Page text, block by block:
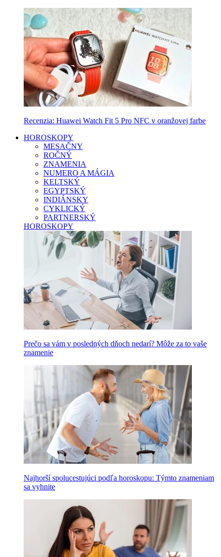
Recenzia: Huawei Watch Fit 5 Pro NFC v oranžovej farbe
HOROSKOPY
MESAČNY
ROČNÝ
ZNAMENIA
NUMERO A MÁGIA
KELTSKÝ
EGYPTSKÝ
INDIÁNSKY
CYKLICKÝ
PARTNERSKÝ
HOROSKOPY
Prečo sa vám v posledných dňoch nedarí? Môže za to vaše
znamenie
Najhorší spolucestujúci podľa horoskopu: Týmto znameniam
sa vyhnite